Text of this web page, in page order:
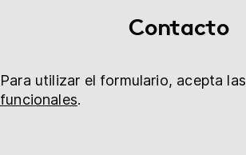
Contacto
Para utilizar el formulario, acepta las
funcionales.